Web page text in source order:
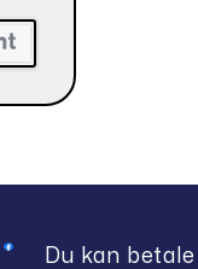
Du kan betale